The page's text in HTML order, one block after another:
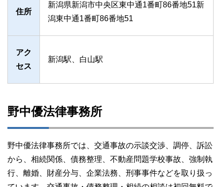
住所
新潟県新潟市中央区東中通1番町86番地51新
潟東中通1番町86番地51
アク
セス
新潟駅、白山駅
野中優法律事務所
野中優法律事務所では、交通事故の示談交渉、調停、訴訟
から、相続関係、債務整理、不動産問題学校事故、強制執
行、離婚、財産分与、企業法務、刑事事件などを取り扱っ